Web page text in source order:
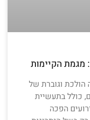
מגמת הקיימות
הולכת וגוברת של
כולל בתעשיית
הפכה